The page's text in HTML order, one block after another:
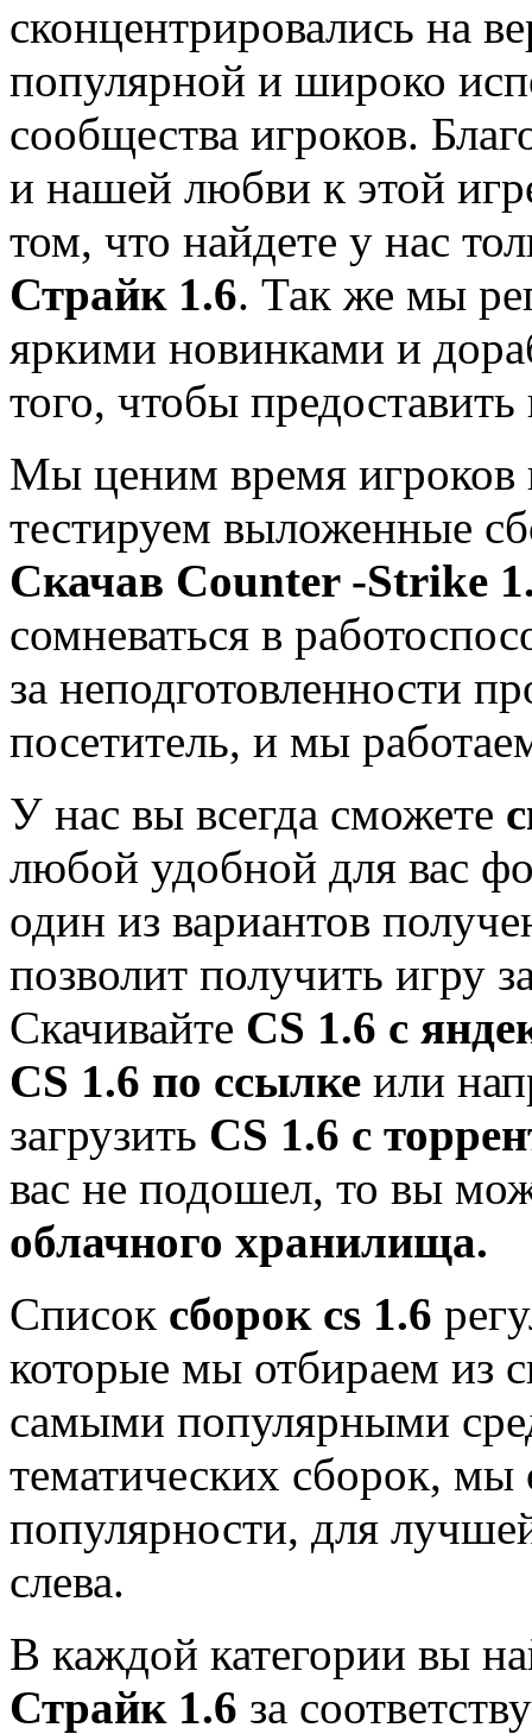
сконцентрировались на
популярной и широко
сообщества игроков.
и нашей любви к этой
том, что найдете у нас
Страйк 1.6. Так же мы
яркими новинками и
того, чтобы
Мы ценим время
тестируем выложенные
Скачав Counter -Strike
сомневаться в
за неподготовленности
посетитель, и мы
У нас вы всегда сможете
любой удобной для вас
один из вариантов
позволит получить игру
Скачивайте CS 1.6 с
CS 1.6 по ссылке или
загрузить CS 1.6 с
вас не подошел, то вы
облачного хранилища.
Список сборок cs 1.6
которые мы отбираем из
самыми популярными
тематических сборок, мы
популярности, для
слева.
В каждой категории вы
Страйк 1.6 за